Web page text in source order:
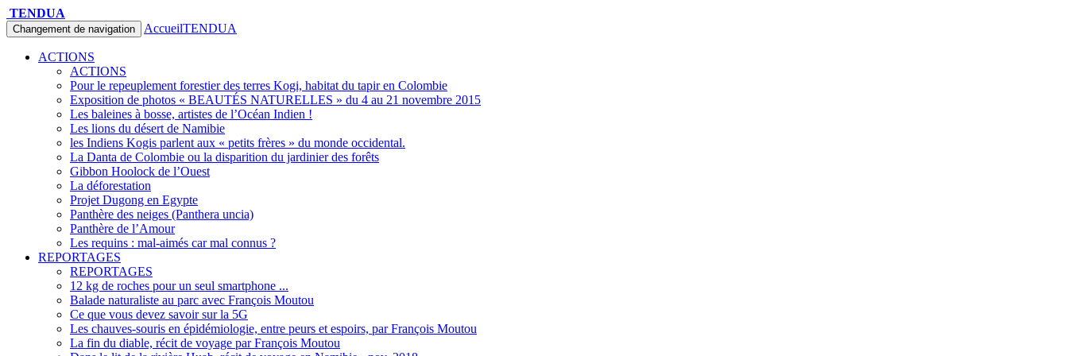
TENDUA
Changement de navigation AccueilTENDUA
ACTIONS
ACTIONS
Pour le repeuplement forestier des terres Kogi, habitat du tapir en Colombie
Exposition de photos « BEAUTÉS NATURELLES » du 4 au 21 novembre 2015
Les baleines à bosse, artistes de l’Océan Indien !
Les lions du désert de Namibie
les Indiens Kogis parlent aux « petits frères » du monde occidental.
La Danta de Colombie ou la disparition du jardinier des forêts
Gibbon Hoolock de l’Ouest
La déforestation
Projet Dugong en Egypte
Panthère des neiges (Panthera uncia)
Panthère de l’Amour
Les requins : mal-aimés car mal connus ?
REPORTAGES
REPORTAGES
12 kg de roches pour un seul smartphone ...
Balade naturaliste au parc avec François Moutou
Ce que vous devez savoir sur la 5G
Les chauves-souris en épidémiologie, entre peurs et espoirs, par François Moutou
La fin du diable, récit de voyage par François Moutou